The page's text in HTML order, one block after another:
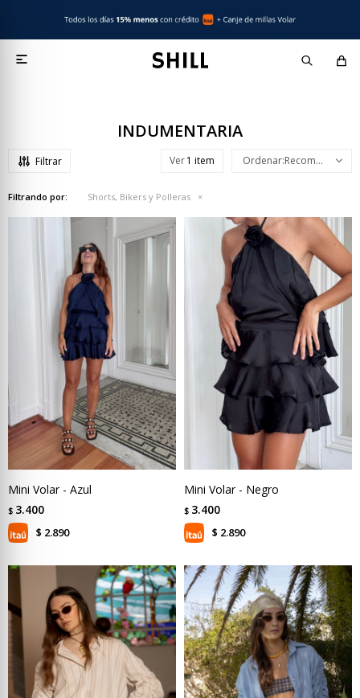

INDUMENTARIA
Ver Recomendados
Filtrando por: Shorts, Bikers y Polleras
Mini Volar - Azul
$ 3.400
$ 2.890
Mini Volar - Negro
$ 3.400
$ 2.890